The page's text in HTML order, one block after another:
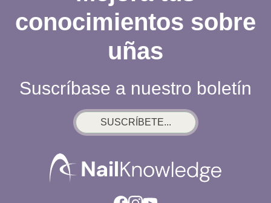
conocimientos sobre
uñas
Suscríbase a nuestro boletín
SUSCRÍBETE...